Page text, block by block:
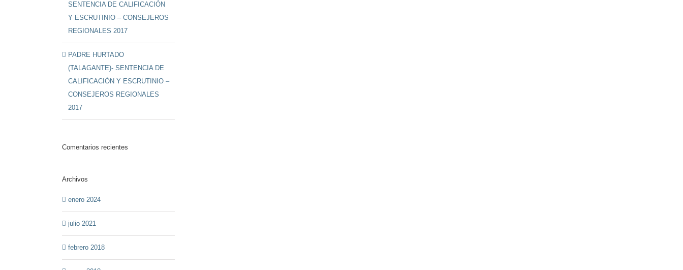
SENTENCIA DE CALIFICACIÓN
Y ESCRUTINIO – CONSEJEROS
REGIONALES 2017
PADRE HURTADO
(TALAGANTE)- SENTENCIA DE
CALIFICACIÓN Y ESCRUTINIO –
CONSEJEROS REGIONALES
2017
Comentarios recientes
Archivos
enero 2024
julio 2021
febrero 2018